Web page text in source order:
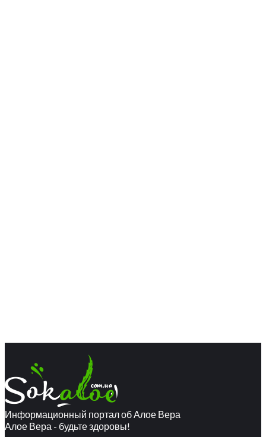
Информационный портал об Алое Вера
Алое Вера - будьте здоровы!